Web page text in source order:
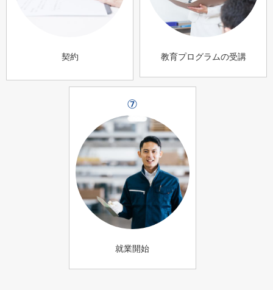
契約 教育プログラムの受講
⑦
就業開始